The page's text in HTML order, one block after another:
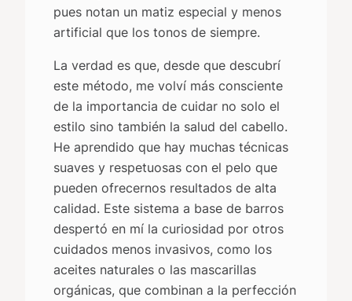
pues notan un matiz especial y menos
artificial que los tonos de siempre.
La verdad es que, desde que descubrí
este método, me volví más consciente
de la importancia de cuidar no solo el
estilo sino también la salud del cabello.
He aprendido que hay muchas técnicas
suaves y respetuosas con el pelo que
pueden ofrecernos resultados de alta
calidad. Este sistema a base de barros
despertó en mí la curiosidad por otros
cuidados menos invasivos, como los
aceites naturales o las mascarillas
orgánicas, que combinan a la perfección